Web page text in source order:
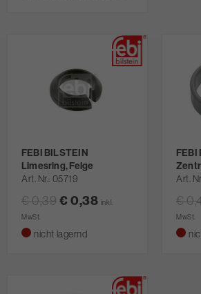
FEBI BILSTEIN
Limesring, Felge
Art. Nr. 05719
€ 0,39 € 0,38 inkl.
MwSt.
nicht lagernd
FEBI
Art.
€
MwSt.